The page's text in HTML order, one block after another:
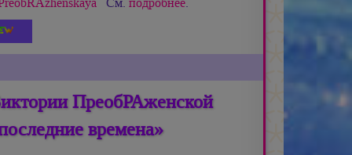
ПреобРАженской
времена»